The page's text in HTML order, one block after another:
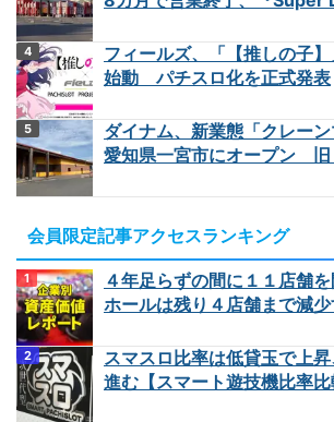
フィールズ、「【推しの子
始動 パチスロ化を正式発表
ダイナム、新業態「クレー
愛知県一宮市にオープン 旧
会員限定記事アクセスランキング
４年足らずの間に１１店舗
ホールは残り４店舗まで減
スマスロ比率は低貸玉で上
進む【スマート遊技機比率